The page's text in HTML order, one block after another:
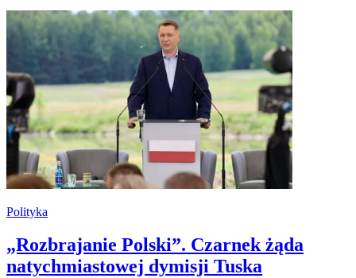
Polityka
„Rozbrajanie Polski”. Czarnek żąda
natychmiastowej dymisji Tuska